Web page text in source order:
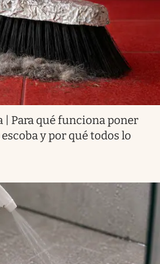
| Para qué funciona poner
y por qué todos lo